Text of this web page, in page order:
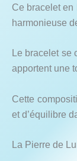
Ce bracelet en
harmonieuse
Le bracelet se
apportent une
Cette
et d’équilibre
La Pierre de